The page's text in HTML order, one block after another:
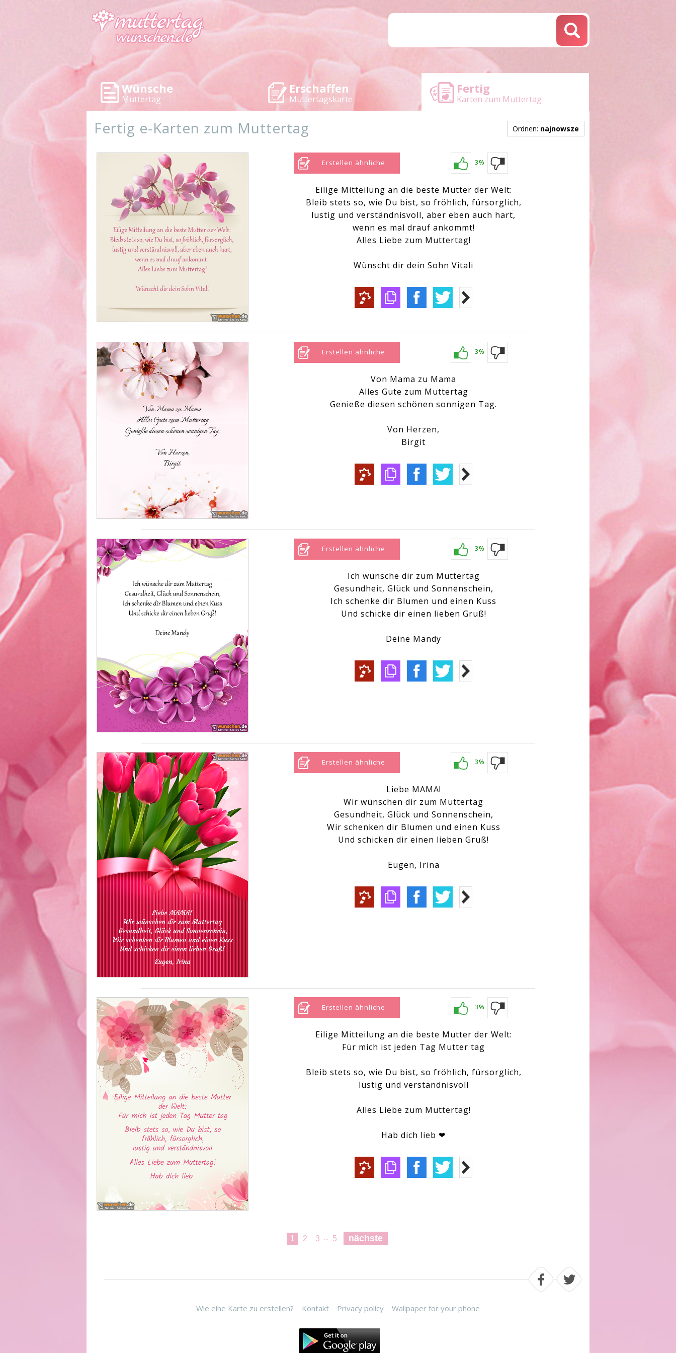
Wünsche
Muttertag
Erschaffen
Muttertagskarte
Fertig
Karten zum Muttertag
Ordnen: najnowsze
Fertig e-Karten zum Muttertag
Erstellen ähnliche 3%
Eilige Mitteilung an die beste Mutter der Welt:
Bleib stets so, wie Du bist, so fröhlich, fürsorglich,
lustig und verständnisvoll, aber eben auch hart,
wenn es mal drauf ankommt!
Alles Liebe zum Muttertag!
Wünscht dir dein Sohn Vitali
Erstellen ähnliche 3%
Von Mama zu Mama
Alles Gute zum Muttertag
Genieße diesen schönen sonnigen Tag.
Von Herzen,
Birgit
Erstellen ähnliche 3%
Ich wünsche dir zum Muttertag
Gesundheit, Glück und Sonnenschein,
Ich schenke dir Blumen und einen Kuss
Und schicke dir einen lieben Gruß!
Deine Mandy
Erstellen ähnliche 3%
Liebe MAMA!
Wir wünschen dir zum Muttertag
Gesundheit, Glück und Sonnenschein,
Wir schenken dir Blumen und einen Kuss
Und schicken dir einen lieben Gruß!
Eugen, Irina
Erstellen ähnliche 3%
Eilige Mitteilung an die beste Mutter der Welt:
Für mich ist jeden Tag Mutter tag
Bleib stets so, wie Du bist, so fröhlich, fürsorglich,
lustig und verständnisvoll
Alles Liebe zum Muttertag!
Hab dich lieb ❤
1 2 3 5 nächste
Wie eine Karte zu erstellen? Kontakt Privacy policy Wallpaper for your phone